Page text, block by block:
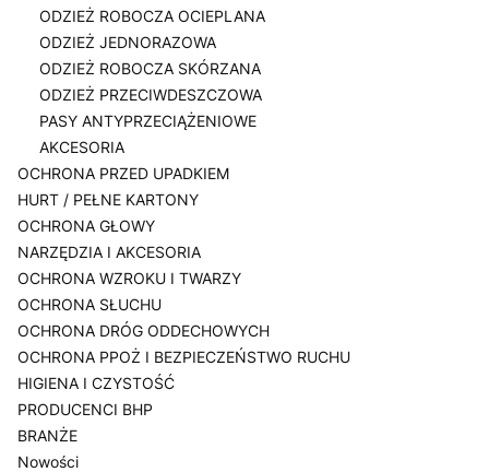
ODZIEŻ ROBOCZA OCIEPLANA
ODZIEŻ JEDNORAZOWA
ODZIEŻ ROBOCZA SKÓRZANA
ODZIEŻ PRZECIWDESZCZOWA
PASY ANTYPRZECIĄŻENIOWE
AKCESORIA
OCHRONA PRZED UPADKIEM
HURT / PEŁNE KARTONY
OCHRONA GŁOWY
NARZĘDZIA I AKCESORIA
OCHRONA WZROKU I TWARZY
OCHRONA SŁUCHU
OCHRONA DRÓG ODDECHOWYCH
OCHRONA PPOŻ I BEZPIECZEŃSTWO RUCHU
HIGIENA I CZYSTOŚĆ
PRODUCENCI BHP
BRANŻE
Nowości